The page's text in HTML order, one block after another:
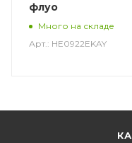
флуо
Много на складе
Арт.: HE0922EKAY